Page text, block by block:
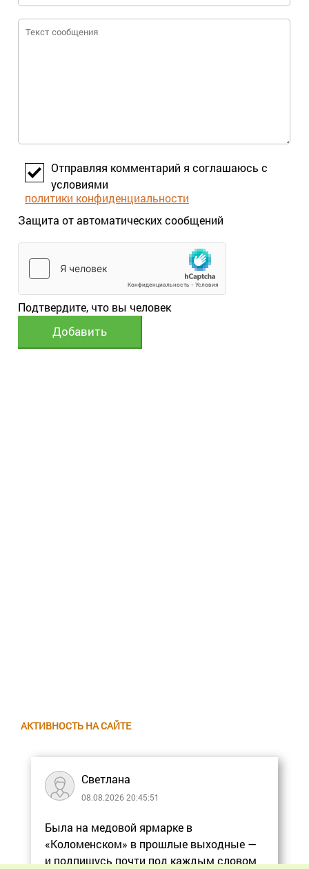
Отправляя комментарий я соглашаюсь с
условиями
политики конфиденциальности
Защита от автоматических сообщений
Подтвердите, что вы человек
АКТИВНОСТЬ НА САЙТЕ
Светлана
08.08.2026 20:45:51
Была на медовой ярмарке в
«Коломенском» в прошлые выходные —
и подпишусь почти под каждым словом